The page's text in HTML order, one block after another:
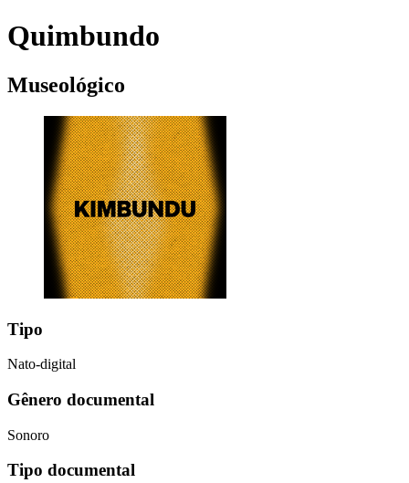
Quimbundo
Museológico
Tipo
Nato-digital
Gênero documental
Sonoro
Tipo documental